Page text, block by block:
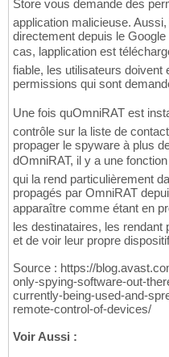
Store vous demande des
application malicieuse.
directement depuis le
cas, lapplication est
fiable, les utilisateurs doivent
permissions qui sont
Une fois quOmniRAT est
contrôle sur la liste de
propager le spyware à plus
dOmniRAT, il y a une
qui la rend particulièrement
propagés par OmniRAT
apparaître comme étant en
les destinataires, les
et de voir leur propre
Source : https://
only-spying-software-out-
currently-being-used-and-
remote-control-of-devices/
Voir Aussi :